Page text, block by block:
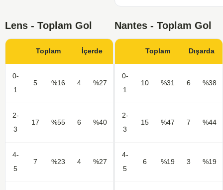
Lens - Toplam Gol
Toplam İçerde
0-
1
5 %16 4 %27
2-
3
17 %55 6 %40
4-
5
7 %23 4 %27
Nantes - Toplam Gol
Toplam Dışarda
0-
1
10 %31 6 %38
2-
3
15 %47 7 %44
4-
5
6 %19 3 %19